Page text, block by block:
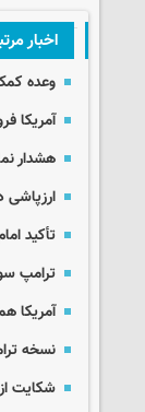
اخبار
وعده
آمریکا فروش بیش از ۵ هزار
هشدار
ارزپاشی
تأکید
ترامپ
آمریکا
نسخه ترامپ برای 2028؛
شکایت